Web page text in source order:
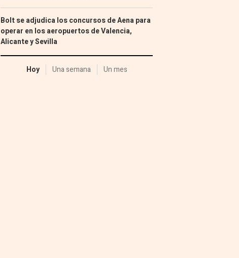
Bolt se adjudica los concursos de Aena para
operar en los aeropuertos de Valencia,
Alicante y Sevilla
Hoy Una semana Un mes